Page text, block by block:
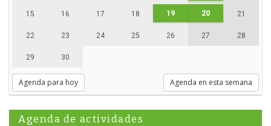
15 16 17 18 19 20 21
22 23 24 25 26 27 28
29 30
Agenda para hoy Agenda en esta semana
Agenda de actividades